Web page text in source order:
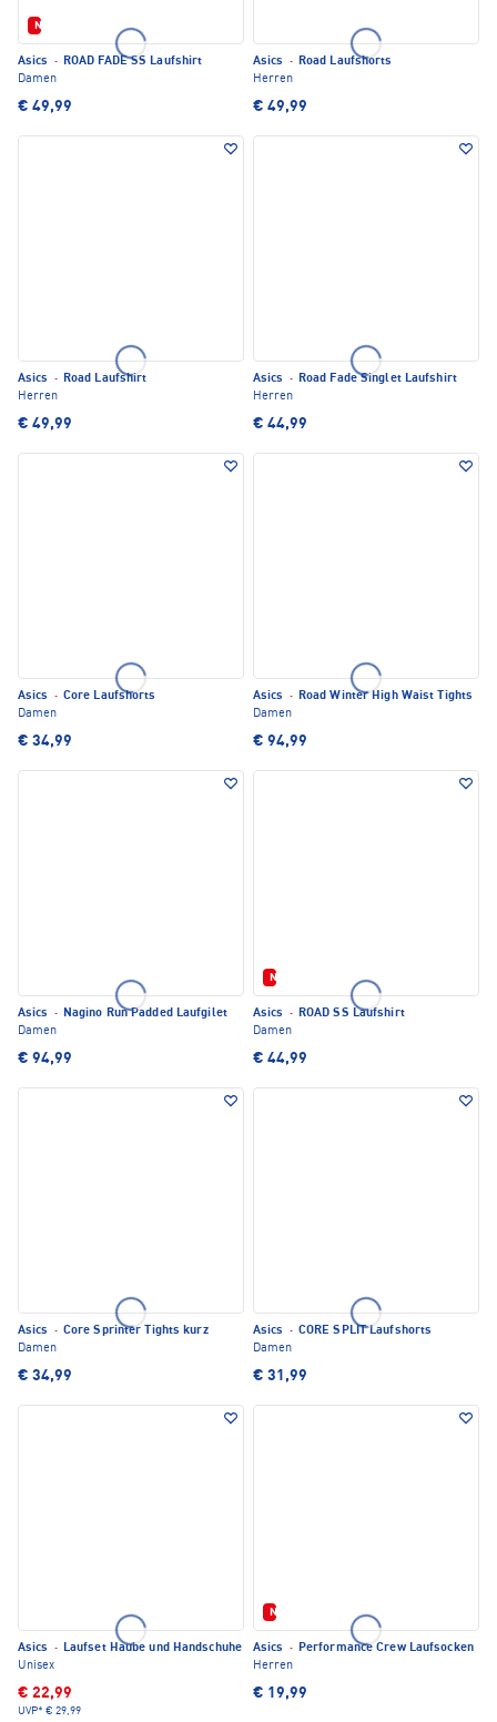
Neu
Asics · ROAD FADE SS Laufshirt
Damen
€ 49,99
Asics · Road Laufshorts
Herren
€ 49,99
Asics · Road Laufshirt
Herren
€ 49,99
Asics · Road Fade Singlet Laufshirt
Herren
€ 44,99
Asics · Core Laufshorts
Damen
€ 34,99
Asics · Road Winter High Waist Tights
Damen
€ 94,99
Asics · Nagino Run Padded Laufgilet
Damen
€ 94,99
Neu
Asics · ROAD SS Laufshirt
Damen
€ 44,99
Asics · Core Sprinter Tights kurz
Damen
€ 34,99
Asics · CORE SPLIT Laufshorts
Damen
€ 31,99
Asics · Laufset Haube und Handschuhe
Unisex
€ 22,99
UVP* € 29,99
Neu
Asics · Performance Crew Laufsocken
Herren
€ 19,99